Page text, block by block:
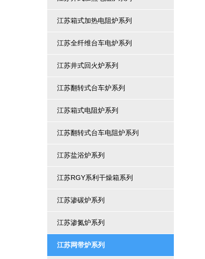
江苏箱式加热电阻炉系列
江苏全纤维台车电炉系列
江苏井式回火炉系列
江苏翻转式台车炉系列
江苏箱式电阻炉系列
江苏翻转式台车电阻炉系列
江苏盐浴炉系列
江苏RGY系利干燥箱系列
江苏渗碳炉系列
江苏渗氮炉系列
江苏网带炉系列